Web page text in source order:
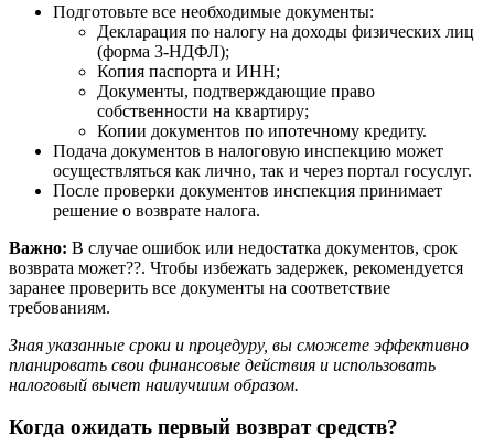
Подготовьте все необходимые документы:
Декларация по налогу на доходы физических лиц
(форма 3-НДФЛ);
Копия паспорта и ИНН;
Документы, подтверждающие право
собственности на квартиру;
Копии документов по ипотечному кредиту.
Подача документов в налоговую инспекцию может
осуществляться как лично, так и через портал госуслуг.
После проверки документов инспекция принимает
решение о возврате налога.
Важно: В случае ошибок или недостатка документов, срок
возврата может??. Чтобы избежать задержек, рекомендуется
заранее проверить все документы на соответствие
требованиям.
Зная указанные сроки и процедуру, вы сможете эффективно
планировать свои финансовые действия и использовать
налоговый вычет наилучшим образом.
Когда ожидать первый возврат средств?